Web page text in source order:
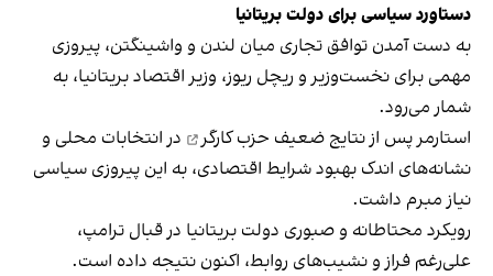
دستاوردسیاسیبرایدولتبریتانیا
به دست آمدن توافق تجاری میان لندن و واشینگتن، پیروزی
مهمی برای نخست‌وزیر و ریچل ریوز، وزیر اقتصاد بریتانیا، به
شمار می‌رود.
استارمر پس ازنتایج ضعیف حزب کارگر
در انتخابات محلی و
نشانه‌های اندک بهبود شرایط اقتصادی، به این پیروزی سیاسی
نیاز مبرم داشت.
رویکرد محتاطانه و صبوری دولت بریتانیا در قبال ترامپ،
علی‌رغم فراز و نشیب‌های روابط، اکنون نتیجه داده است.